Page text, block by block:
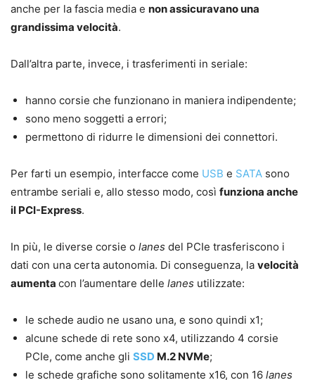
anche per la fascia media e non assicuravano una
grandissima velocità.
Dall’altra parte, invece, i trasferimenti in seriale:
hanno corsie che funzionano in maniera indipendente;
sono meno soggetti a errori;
permettono di ridurre le dimensioni dei connettori.
Per farti un esempio, interfacce come USB e SATA sono
entrambe seriali e, allo stesso modo, così funziona anche
il PCI-Express.
In più, le diverse corsie o lanes del PCIe trasferiscono i
dati con una certa autonomia. Di conseguenza, la velocità
aumenta con l’aumentare delle lanes utilizzate:
le schede audio ne usano una, e sono quindi x1;
alcune schede di rete sono x4, utilizzando 4 corsie
PCIe, come anche gli SSD M.2 NVMe;
le schede grafiche sono solitamente x16, con 16 lanes